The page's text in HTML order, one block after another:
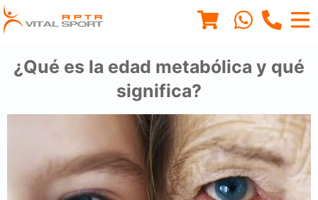
¿Qué es la edad metabólica y qué
significa?